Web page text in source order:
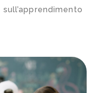
sull’apprendimento